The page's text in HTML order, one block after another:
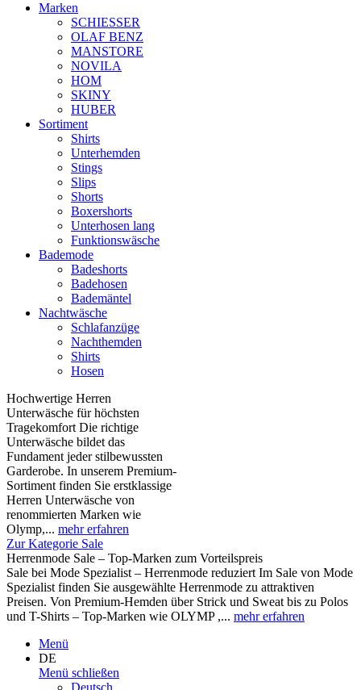
Marken
SCHIESSER
OLAF BENZ
MANSTORE
NOVILA
HOM
SKINY
HUBER
Sortiment
Shirts
Unterhemden
Stings
Slips
Shorts
Boxershorts
Unterhosen lang
Funktionswäsche
Bademode
Badeshorts
Badehosen
Bademäntel
Nachtwäsche
Schlafanzüge
Nachthemden
Shirts
Hosen
Hochwertige Herren
Unterwäsche für höchsten
Tragekomfort Die richtige
Unterwäsche bildet das
Fundament jeder stilbewussten
Garderobe. In unserem Premium-
Sortiment finden Sie erstklassige
Herren Unterwäsche von
renommierten Marken wie
Olymp,... mehr erfahren
Zur Kategorie Sale
Herrenmode Sale – Top-Marken zum Vorteilspreis
Sale bei Mode Spezialist – Herrenmode reduziert Im Sale von Mode
Spezialist finden Sie ausgewählte Herrenmode zu attraktiven
Preisen. Von Premium-Hemden über Strick und Sweat bis zu Polos
und T-Shirts – Top-Marken wie OLYMP ,... mehr erfahren
Menü
DE
Menü schließen
Deutsch